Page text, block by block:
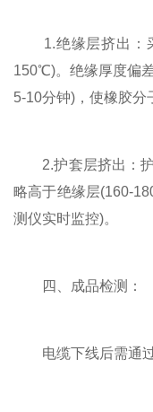
1.绝缘层挤出：采
150℃)。绝缘厚度偏
5-10分钟)，使橡胶分
2.护套层挤出：护
略高于绝缘层(160-
测仪实时监控)。
四、成品检测：
电缆下线后需通过